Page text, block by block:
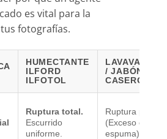
es vital para la
fotografías.
HUMECTANTE
ILFORD
ILFOTOL
/ JABÓN
CASERO
Ruptura total.
Escurrido
uniforme.
Ruptura parcial
(Exceso de
espuma).